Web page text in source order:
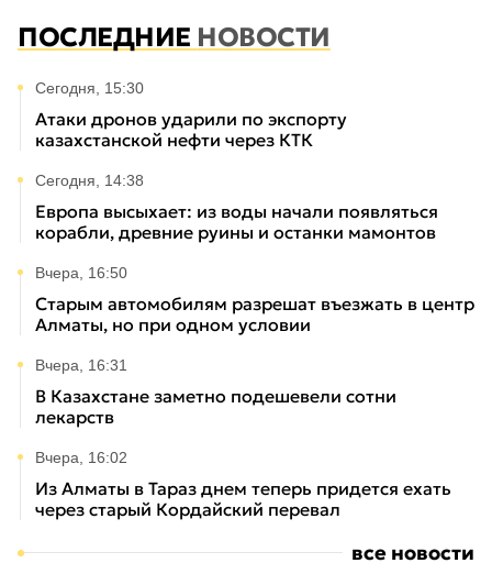
ПОСЛЕДНИЕ НОВОСТИ
Сегодня, 15:30
Атаки дронов ударили по экспорту
казахстанской нефти через КТК
Сегодня, 14:38
Европа высыхает: из воды начали появляться
корабли, древние руины и останки мамонтов
Вчера, 16:50
Старым автомобилям разрешат въезжать в центр
Алматы, но при одном условии
Вчера, 16:31
В Казахстане заметно подешевели сотни
лекарств
Вчера, 16:02
Из Алматы в Тараз днем теперь придется ехать
через старый Кордайский перевал
все новости